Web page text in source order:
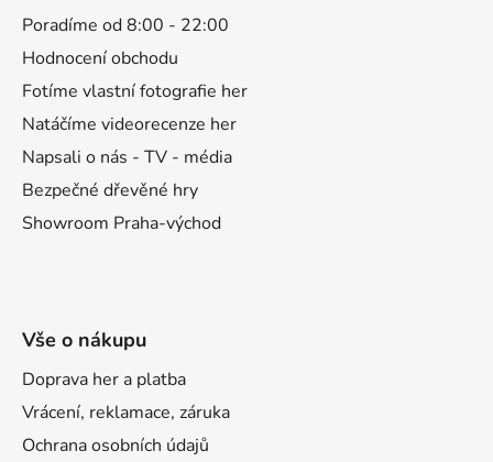
Poradíme od 8:00 - 22:00
Hodnocení obchodu
Fotíme vlastní fotografie her
Natáčíme videorecenze her
Napsali o nás - TV - média
Bezpečné dřevěné hry
Showroom Praha-východ
Vše o nákupu
Doprava her a platba
Vrácení, reklamace, záruka
Ochrana osobních údajů